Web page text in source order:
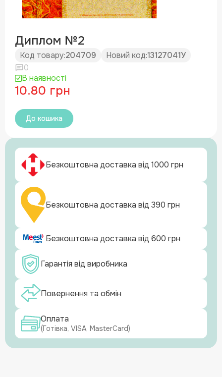
Диплом №2
Код товару:204709 Новий код:13127041У
0
В наявності
10.80 грн
До кошика
Безкоштовна доставка від 1000 грн
Безкоштовна доставка від 390 грн
Безкоштовна доставка від 600 грн
Гарантія від виробника
Повернення та обмін
Оплата
(Готівка, VISA, MasterCard)